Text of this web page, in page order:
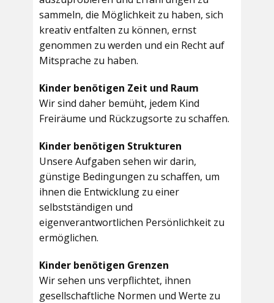
sammeln, die Möglichkeit zu haben, sich
kreativ entfalten zu können, ernst
genommen zu werden und ein Recht auf
Mitsprache zu haben.
Kinder benötigen Zeit und Raum
Wir sind daher bemüht, jedem Kind
Freiräume und Rückzugsorte zu schaffen.
Kinder benötigen Strukturen
Unsere Aufgaben sehen wir darin,
günstige Bedingungen zu schaffen, um
ihnen die Entwicklung zu einer
selbstständigen und
eigenverantwortlichen Persönlichkeit zu
ermöglichen.
Kinder benötigen Grenzen
Wir sehen uns verpflichtet, ihnen
gesellschaftliche Normen und Werte zu